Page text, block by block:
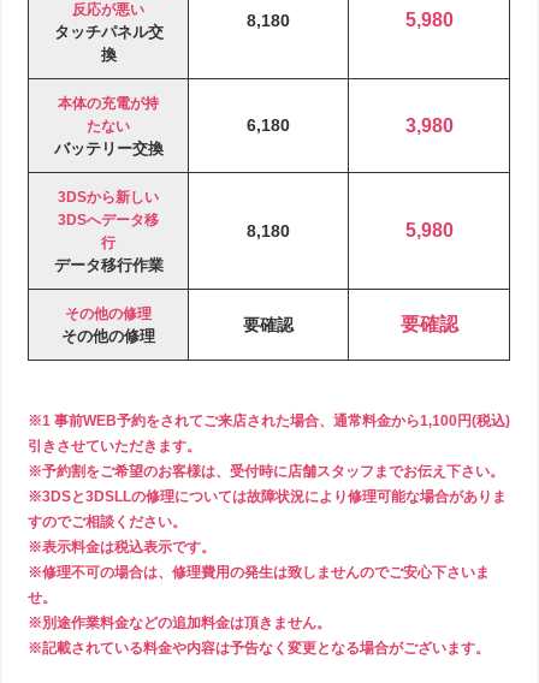
反応が悪い
タッチパネル交
換
8,180 5,980
本体の充電が持
たない
バッテリー交換
6,180 3,980
3DSから新しい
3DSへデータ移
行
データ移行作業
8,180 5,980
その他の修理
その他の修理
要確認 要確認
※1 事前WEB予約をされてご来店された場合、通常料金から1,100円(税込)
引きさせていただきます。
※予約割をご希望のお客様は、受付時に店舗スタッフまでお伝え下さい。
※3DSと3DSLLの修理については故障状況により修理可能な場合がありま
すのでご相談ください。
※表示料金は税込表示です。
※修理不可の場合は、修理費用の発生は致しませんのでご安心下さいま
せ。
※別途作業料金などの追加料金は頂きません。
※記載されている料金や内容は予告なく変更となる場合がございます。